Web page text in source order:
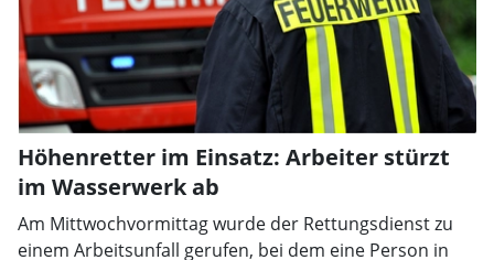
Höhenretter im Einsatz: Arbeiter stürzt
im Wasserwerk ab
Am Mittwochvormittag wurde der Rettungsdienst zu
einem Arbeitsunfall gerufen, bei dem eine Person in